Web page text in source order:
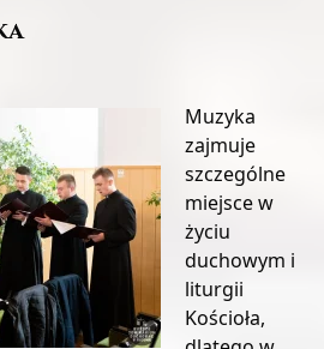
Muzyka
zajmuje
szczególne
miejsce w
życiu
duchowym i
liturgii
Kościoła,